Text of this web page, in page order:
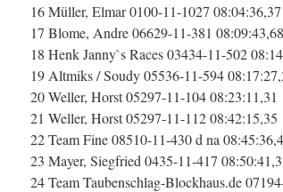
16 Müller, Elmar 0100-11-1027
17 Blome, Andre 06629-11-381 08:09:43,68
18 Henk Janny`s Races 03434-11-502
19 Altmiks / Soudy 05536-11-594
20 Weller, Horst 05297-11-104 08:23:11,31
21 Weller, Horst 05297-11-112 08:42:15,35
22 Team Fine 08510-11-430 d na
23 Mayer, Siegfried 0435-11-417
24 Team Taubenschlag-Blockhaus.de